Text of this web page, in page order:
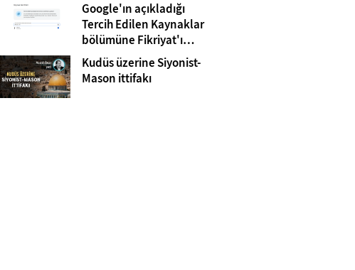
Google'ın açıkladığı
Tercih Edilen Kaynaklar
bölümüne Fikriyat'ı
eklemeyi unutmayın!
Kudüs üzerine Siyonist-
Mason ittifakı